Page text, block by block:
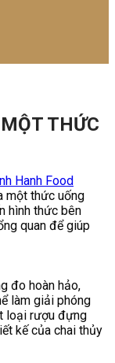
THỨC
Hanh Food
một thức uống
hình thức bên
quan để giúp
đo hoàn hảo,
làm giải phóng
loại rượu đựng
kế của chai thủy